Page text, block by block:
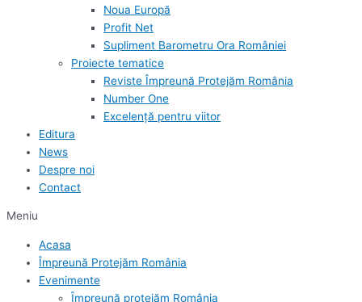
Noua Europă
Profit Net
Supliment Barometru Ora României
Proiecte tematice
Reviste Împreună Protejăm România
Number One
Excelență pentru viitor
Editura
News
Despre noi
Contact
Meniu
Acasa
Împreună Protejăm România
Evenimente
Împreună protejăm România